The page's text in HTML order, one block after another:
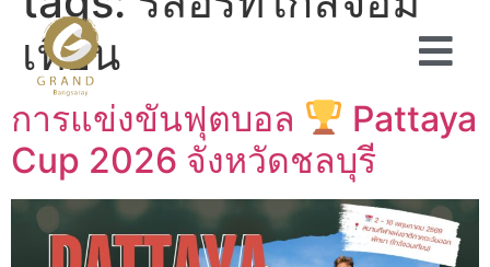
เทียน
การแข่งขันฟุตบอล
Pattaya
Cup 2026 จังหวัดชลบุรี